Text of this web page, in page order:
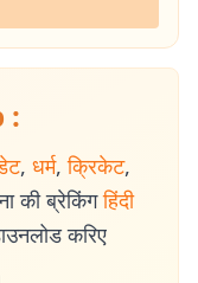
:
, धर्म, क्रिकेट,
की ब्रेकिंग हिंदी
करिए